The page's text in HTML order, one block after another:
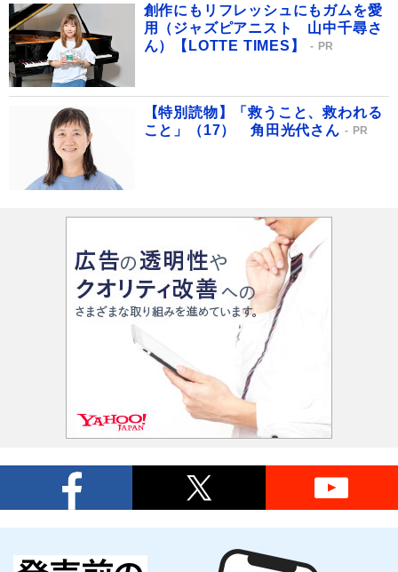
創作にもリフレッシュにもガムを愛
用（ジャズピアニスト 山中千尋さ
ん）【LOTTE TIMES】
PR
【特別読物】「救うこと、救われる
こと」（17） 角田光代さん
PR